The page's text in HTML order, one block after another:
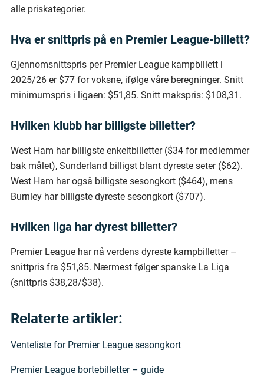
alle priskategorier.
Hva er snittpris på en Premier League-billett?
Gjennomsnittspris per Premier League kampbillett i
2025/26 er $77 for voksne, ifølge våre beregninger. Snitt
minimumspris i ligaen: $51,85. Snitt makspris: $108,31.
Hvilken klubb har billigste billetter?
West Ham har billigste enkeltbilletter ($34 for medlemmer
bak målet), Sunderland billigst blant dyreste seter ($62).
West Ham har også billigste sesongkort ($464), mens
Burnley har billigste dyreste sesongkort ($707).
Hvilken liga har dyrest billetter?
Premier League har nå verdens dyreste kampbilletter –
snittpris fra $51,85. Nærmest følger spanske La Liga
(snittpris $38,28/$38).
Relaterte artikler:
Venteliste for Premier League sesongkort
Premier League bortebilletter – guide